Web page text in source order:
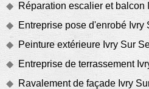
Réparation escalier et balcon
Entreprise pose d'enrobé Ivry
Peinture extérieure Ivry Sur
Entreprise de terrassement
Ravalement de façade Ivry